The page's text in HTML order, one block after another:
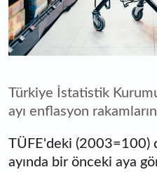
Türkiye İstatistik
ayı enflasyon
TÜFE'deki (2003=100)
ayında bir önceki aya